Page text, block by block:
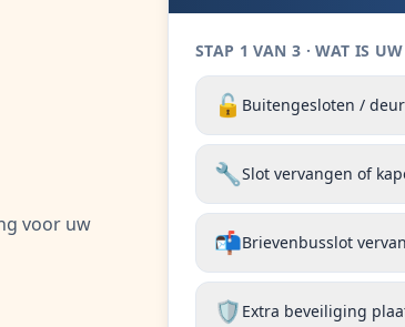
voor uw
STAP 1 VAN 3 · WAT IS
🔓 Buitengesloten /
🔧Slot vervangen of
📬Brievenbusslot
🛡️ Extra beveiliging